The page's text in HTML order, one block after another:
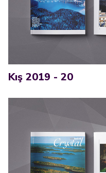
Kış 2019 - 20